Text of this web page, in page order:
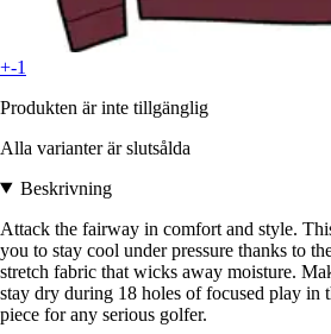
+-1
Produkten är inte tillgänglig
Alla varianter är slutsålda
Beskrivning
Attack the fairway in comfort and style.
you to stay cool under pressure thanks to
stretch fabric that wicks away moisture.
stay dry during 18 holes of focused play in
piece for any serious golfer.